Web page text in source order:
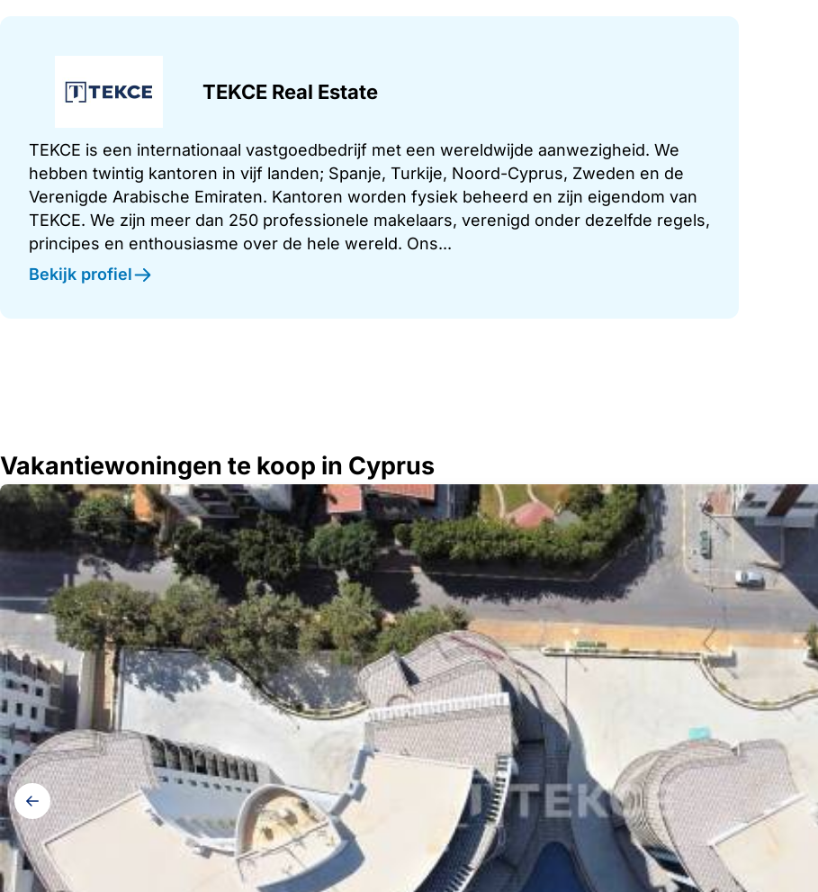
TEKCE Real Estate
TEKCE is een internationaal vastgoedbedrijf met een wereldwijde aanwezigheid. We
hebben twintig kantoren in vijf landen; Spanje, Turkije, Noord-Cyprus, Zweden en de
Verenigde Arabische Emiraten. Kantoren worden fysiek beheerd en zijn eigendom van
TEKCE. We zijn meer dan 250 professionele makelaars, verenigd onder dezelfde regels,
principes en enthousiasme over de hele wereld. Ons...
Bekijk profiel
Vakantiewoningen te koop in Cyprus
Galerij
navigatie